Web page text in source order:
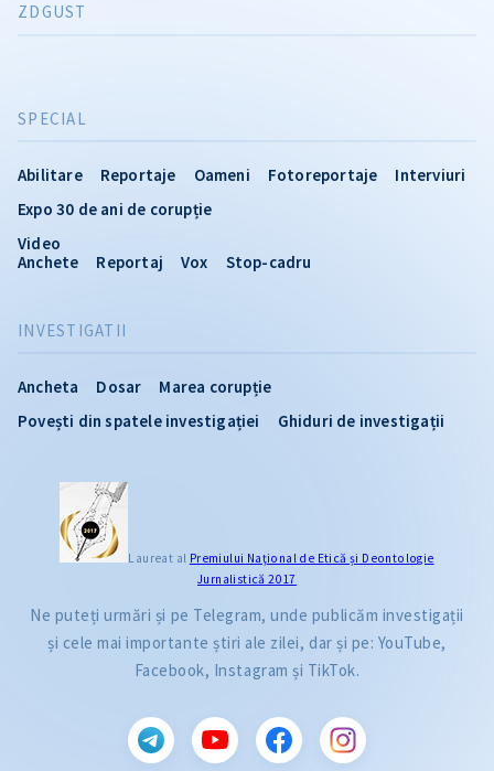
INVESTIGATII
Ancheta Dosar
Marea corupție
Povești din spatele investigației
Ghiduri de investigații
SPECIAL
Abilitare Reportaje Oameni Fotoreportaje
Interviuri
Expo 30 de ani de corupție
Video
Anchete
Reportaj Vox Stop-cadru
ZDGUST
Laureat al Premiului Naţional de Etică și Deontologie
Jurnalistică 2017
Ne puteți urmări și pe Telegram, unde publicăm investigații
și cele mai importante știri ale zilei, dar și pe: YouTube,
Facebook, Instagram și TikTok.